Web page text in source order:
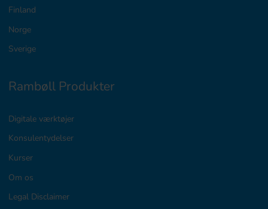
Finland
Norge
Sverige
Rambøll Produkter
Digitale værktøjer
Konsulentydelser
Kurser
Om os
Legal Disclaimer